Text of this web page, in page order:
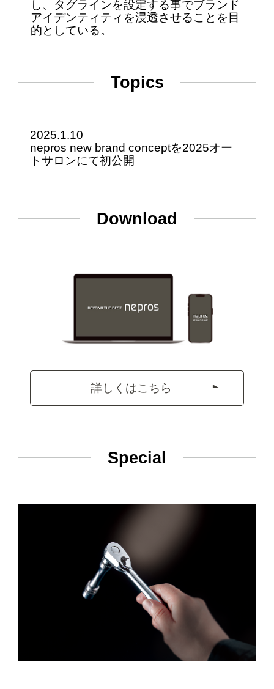
し、タグラインを設定する事でブランド
アイデンティティを浸透させることを目
的としている。
Topics
2025.1.10
nepros new brand conceptを2025オー
トサロンにて初公開
Download
詳しくはこちら
Special